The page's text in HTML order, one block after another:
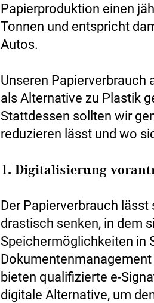
Papierproduktion einen
Tonnen und entspricht
Autos.
Unseren Papierverbrauch
als Alternative zu Plastik
Stattdessen sollten wir
reduzieren lässt und wo
1. Digitalisierung
Der Papierverbrauch
drastisch senken, in dem
Speichermöglichkeiten in
bieten qualifizierte e-
digitale Alternative, um